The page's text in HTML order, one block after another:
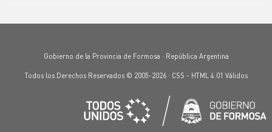
Gobierno de la Provincia de Formosa · República Argentina
Todos los Derechos Reservados © 2005-2026 · CSS - HTML 4.01 Válidos